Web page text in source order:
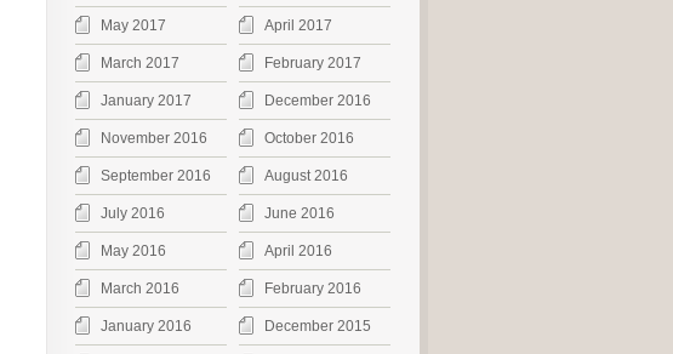
May 2017 April 2017
March 2017 February 2017
January 2017 December 2016
November 2016 October 2016
September 2016 August 2016
July 2016 June 2016
May 2016 April 2016
March 2016 February 2016
January 2016 December 2015